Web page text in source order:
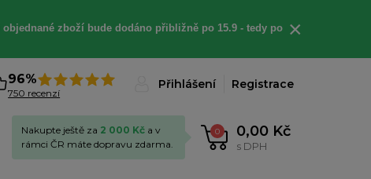
objednané zboží bude dodáno přibližně po 15.9 - tedy po
×
96%
750 recenzí
Přihlášení Registrace
0 0,00 Kč
s DPH
Nakupte ještě za 2 000 Kč a v
rámci ČR máte dopravu zdarma.